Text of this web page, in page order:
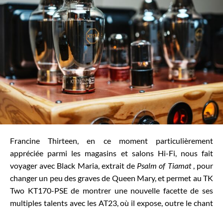
Francine Thirteen, en ce moment particulièrement
appréciée parmi les magasins et salons Hi-Fi, nous fait
voyager avec Black Maria, extrait de Psalm of Tiamat, pour
changer un peu des graves de Queen Mary, et permet au TK
Two KT170-PSE de montrer une nouvelle facette de ses
multiples talents avec les AT23, où il expose, outre le chant